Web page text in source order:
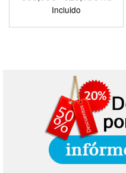
623,15€
Incluido
Este
variantes.
Las
opciones
se
pueden
elegir
en
la